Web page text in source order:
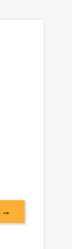
→